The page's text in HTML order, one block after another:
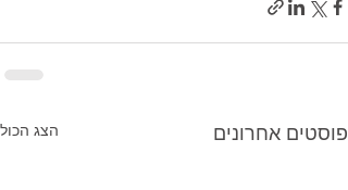
פוסטים אחרונים הצג הכול